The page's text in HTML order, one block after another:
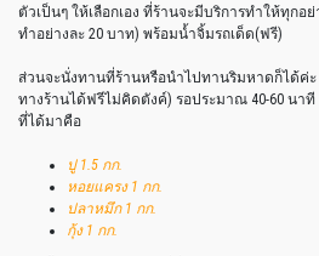
ตัวเป็นๆ ให้เลือกเอง ที่ร้านจะมีบริการทำให้ทุกอ
ทำอย่างละ 20 บาท) พร้อมน้ำจิ้มรถเด็ด(ฟรี)
ส่วนจะนั่งทานที่ร้านหรือนำไปทานริมหาดก็ได้ค่
ทางร้านได้ฟรีไม่คิดตังค์) รอประมาณ 40-60 นา
ที่ได้มาคือ
ปู 1.5 กก.
หอยแครง 1 กก.
ปลาหมึก 1 กก.
กุ้ง 1 กก.